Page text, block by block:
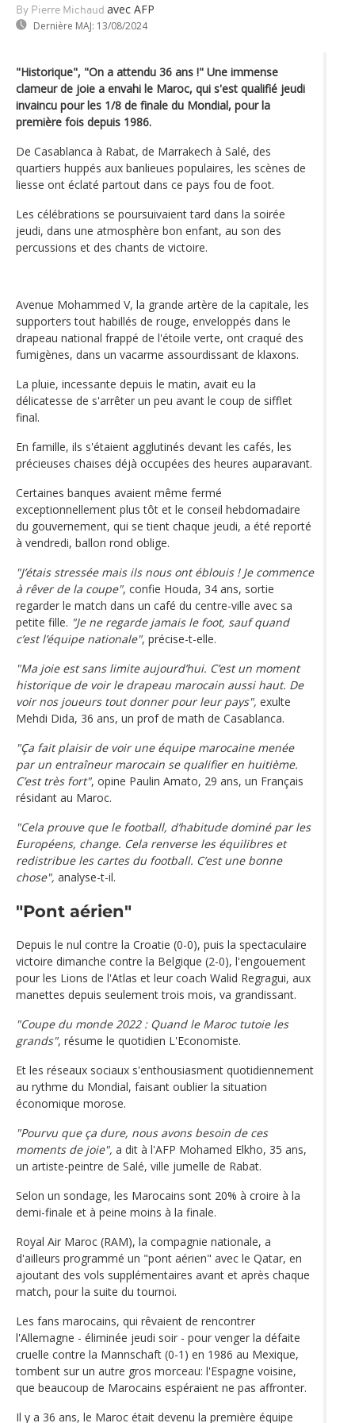
By Pierre Michaud avec AFP
Dernière MAJ: 13/08/2024
"Historique", "On a attendu 36 ans !" Une immense
clameur de joie a envahi le Maroc, qui s'est qualifié jeudi
invaincu pour les 1/8 de finale du Mondial, pour la
première fois depuis 1986.
De Casablanca à Rabat, de Marrakech à Salé, des
quartiers huppés aux banlieues populaires, les scènes de
liesse ont éclaté partout dans ce pays fou de foot.
Les célébrations se poursuivaient tard dans la soirée
jeudi, dans une atmosphère bon enfant, au son des
percussions et des chants de victoire.
Avenue Mohammed V, la grande artère de la capitale, les
supporters tout habillés de rouge, enveloppés dans le
drapeau national frappé de l'étoile verte, ont craqué des
fumigènes, dans un vacarme assourdissant de klaxons.
La pluie, incessante depuis le matin, avait eu la
délicatesse de s'arrêter un peu avant le coup de sifflet
final.
En famille, ils s'étaient agglutinés devant les cafés, les
précieuses chaises déjà occupées des heures auparavant.
Certaines banques avaient même fermé
exceptionnellement plus tôt et le conseil hebdomadaire
du gouvernement, qui se tient chaque jeudi, a été reporté
à vendredi, ballon rond oblige.
"J’étais stressée mais ils nous ont éblouis ! Je commence
à rêver de la coupe", confie Houda, 34 ans, sortie
regarder le match dans un café du centre-ville avec sa
petite fille. "Je ne regarde jamais le foot, sauf quand
c’est l’équipe nationale", précise-t-elle.
"Ma joie est sans limite aujourd’hui. C’est un moment
historique de voir le drapeau marocain aussi haut. De
voir nos joueurs tout donner pour leur pays", exulte
Mehdi Dida, 36 ans, un prof de math de Casablanca.
"Ça fait plaisir de voir une équipe marocaine menée
par un entraîneur marocain se qualifier en huitième.
C’est très fort", opine Paulin Amato, 29 ans, un Français
résidant au Maroc.
"Cela prouve que le football, d’habitude dominé par les
Européens, change. Cela renverse les équilibres et
redistribue les cartes du football. C’est une bonne
chose", analyse-t-il.
"Pont aérien"
Depuis le nul contre la Croatie (0-0), puis la spectaculaire
victoire dimanche contre la Belgique (2-0), l'engouement
pour les Lions de l'Atlas et leur coach Walid Regragui, aux
manettes depuis seulement trois mois, va grandissant.
"Coupe du monde 2022 : Quand le Maroc tutoie les
grands", résume le quotidien L'Economiste.
Et les réseaux sociaux s'enthousiasment quotidiennement
au rythme du Mondial, faisant oublier la situation
économique morose.
"Pourvu que ça dure, nous avons besoin de ces
moments de joie", a dit à l'AFP Mohamed Elkho, 35 ans,
un artiste-peintre de Salé, ville jumelle de Rabat.
Selon un sondage, les Marocains sont 20% à croire à la
demi-finale et à peine moins à la finale.
Royal Air Maroc (RAM), la compagnie nationale, a
d'ailleurs programmé un "pont aérien" avec le Qatar, en
ajoutant des vols supplémentaires avant et après chaque
match, pour la suite du tournoi.
Les fans marocains, qui rêvaient de rencontrer
l'Allemagne - éliminée jeudi soir - pour venger la défaite
cruelle contre la Mannschaft (0-1) en 1986 au Mexique,
tombent sur un autre gros morceau: l'Espagne voisine,
que beaucoup de Marocains espéraient ne pas affronter.
Il y a 36 ans, le Maroc était devenu la première équipe